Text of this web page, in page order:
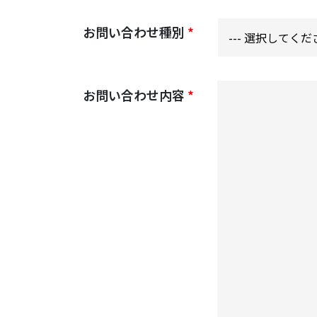
お問い合わせ種別 * --- 選択してくだ
お問い合わせ内容 *